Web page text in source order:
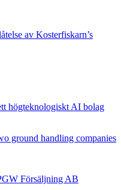
av Kosterfiskarn’s
högteknologiskt AI bolag
ground handling companies
Försäljning AB